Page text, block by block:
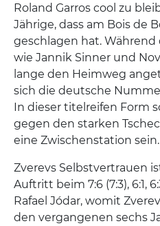
Roland Garros cool zu
Jährige, dass am Bois de
geschlagen hat.
wie Jannik Sinner und
lange den Heimweg
sich die deutsche
In dieser titelreifen Form
gegen den starken
eine Zwischenstation sein.
Zverevs Selbstvertrauen
Auftritt beim 7:6 (7:3), 6:1,
Rafael Jódar, womit
den vergangenen sechs